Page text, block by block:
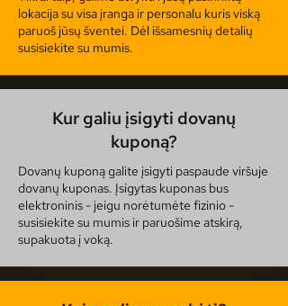
lokacija su visa įranga ir personalu kuris viską
paruoš jūsų šventei. Dėl išsamesnių detalių
susisiekite su mumis.
Kur galiu įsigyti dovanų
kuponą?
Dovanų kuponą galite įsigyti paspaude viršuje
dovanų kuponas. Įsigytas kuponas bus
elektroninis - jeigu norėtumėte fizinio -
susisiekite su mumis ir paruošime atskirą,
supakuota į voką.